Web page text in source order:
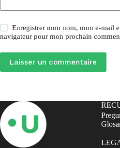
Enregistrer mon nom, mon e-mail
navigateur pour mon prochain
Laisser un commentaire